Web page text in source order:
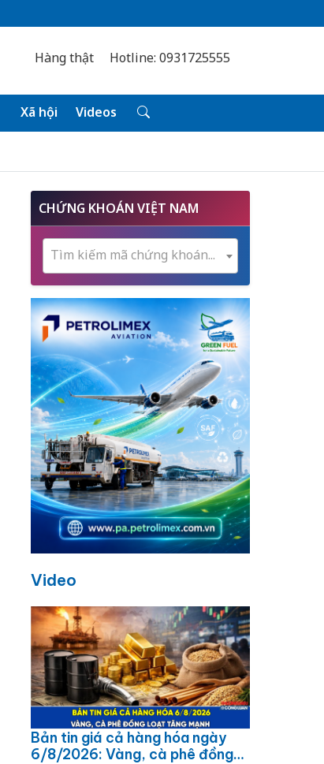
Hàng thật Hotline: 0931725555
Xã hội Videos
CHỨNG KHOÁN VIỆT NAM
Tìm kiếm mã chứng khoán...
Video
Bản tin giá cả hàng hóa ngày
6/8/2026: Vàng, cà phê đồng